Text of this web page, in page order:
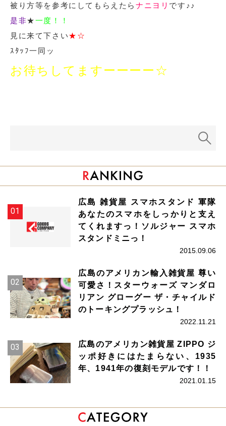
被り方等を参考にしてもらえたら ナニヨリ です♪♪
是非★一度！！
見に来て下さい★☆
ｽﾀｯﾌ一同ッ
お待ちしてますーーーー☆
広島 雑貨屋 スマホスタンド 軍隊
あなたのスマホをしっかりと支え
てくれますっ！ソルジャー スマホ
スタンドミニっ！
2015.09.06
広島のアメリカン輸入雑貨屋 尊い
可愛さ！スターウォーズ マンダロ
リアン グローグー ザ・チャイルド
のトーキングプラッシュ！
2022.11.21
広島のアメリカン雑貨屋 ZIPPO ジ
ッポ好きにはたまらない、1935
年、1941年の復刻モデルです！！
2021.01.15